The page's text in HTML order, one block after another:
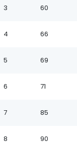
3 60
4 66
5 69
6 71
7 85
8 90